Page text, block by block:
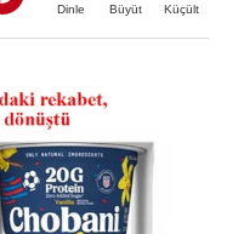
Dinle Büyüt Küçült